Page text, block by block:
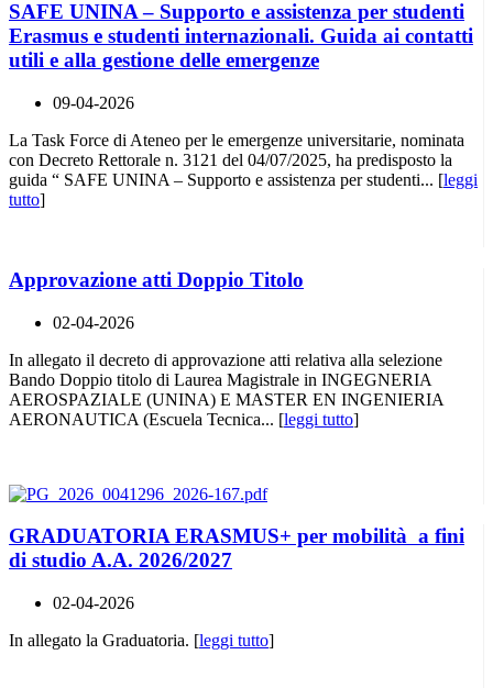
SAFE UNINA – Supporto e assistenza per studenti
Erasmus e studenti internazionali. Guida ai contatti
utili e alla gestione delle emergenze
09-04-2026
La Task Force di Ateneo per le emergenze universitarie, nominata
con Decreto Rettorale n. 3121 del 04/07/2025, ha predisposto la
guida “ SAFE UNINA – Supporto e assistenza per studenti... [leggi
tutto]
Approvazione atti Doppio Titolo
02-04-2026
In allegato il decreto di approvazione atti relativa alla selezione
Bando Doppio titolo di Laurea Magistrale in INGEGNERIA
AEROSPAZIALE (UNINA) E MASTER EN INGENIERIA
AERONAUTICA (Escuela Tecnica... [leggi tutto]
GRADUATORIA ERASMUS+ per mobilità a fini
di studio A.A. 2026/2027
02-04-2026
In allegato la Graduatoria. [leggi tutto]